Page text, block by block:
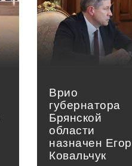
Врио
губернатора
Брянской
области
назначен Егор
Ковальчук